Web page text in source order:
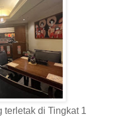
terletak di Tingkat 1